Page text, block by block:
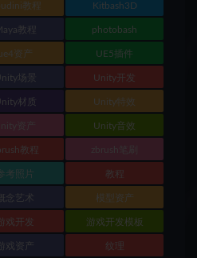
教程 Kitbash3D
教程 photobash
资产 UE5插件
场景 Unity开发
材质 Unity特效
资产 Unity音效
教程 zbrush笔刷
考照片 教程
概念艺术 模型资产
戏开发 游戏开发模板
戏资产 纹理